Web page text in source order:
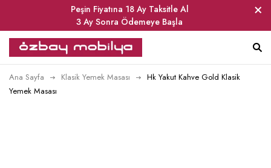
Peşin Fiyatına 18 Ay Taksitle Al
3 Ay Sonra Ödemeye Başla
Ana Sayfa Klasik Yemek Masası
Hk Yakut Kahve Gold Klasik
Yemek Masası